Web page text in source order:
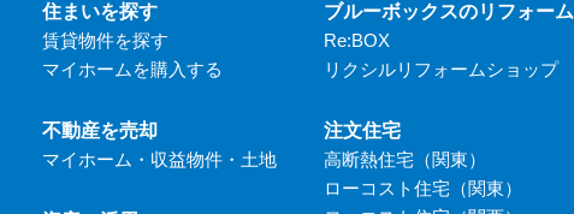
住まいを探す
賃貸物件を探す
マイホームを購入する
不動産を売却
マイホーム・収益物件・土地
ブルーボックスのリフォーム
Re:BOX
リクシルリフォームショップ
注文住宅
高断熱住宅（関東）
ローコスト住宅（関東）